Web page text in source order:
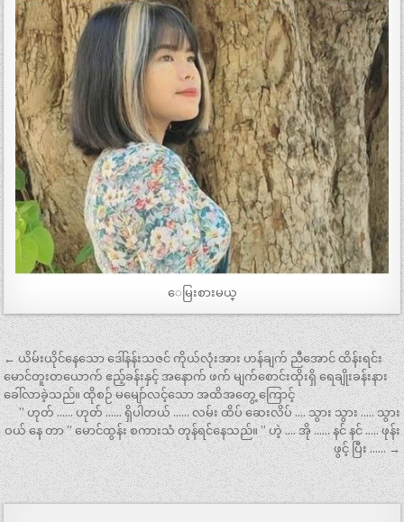
ေမြးစားမယ္
Post
navigation
← ယိမ်းယိုင်နေသော ဒေါ်နန်းသဇင် ကိုယ်လုံးအား ဟန်ချက် ညီအောင် ထိန်းရင်း
မောင်တူးတယောက် ဧည့်ခန်းနှင့် အနောက် ဖက် မျက်စောင်းထိုးရှိ ရေချိုးခန်းနား
ခေါ်လာခဲ့သည်။ ထိုစဉ် မမျော်လင့်သော အထိအတွေ့ ကြောင့်
” ဟုတ် …… ဟုတ် …… ရှိပါတယ် …… လမ်း ထိပ် ဆေးလိပ် …. သွား သွား ….. သွား
ဝယ် နေ တာ ” မောင်ထွန်း စကားသံ တုန်ရင်နေသည်။ ” ဟဲ့ …. အို …… နင် နင် ….. ဖုန်း
ဖွင့် ပြီး …… →